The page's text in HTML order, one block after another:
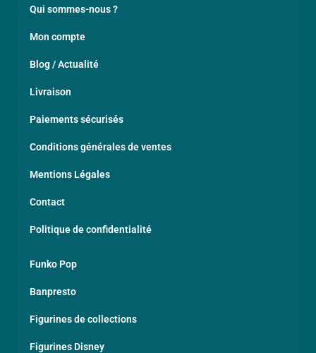
Qui sommes-nous ?
Mon compte
Blog / Actualité
Livraison
Paiements sécurisés
Conditions générales de ventes
Mentions Légales
Contact
Politique de confidentialité
Funko Pop
Banpresto
Figurines de collections
Figurines Disney